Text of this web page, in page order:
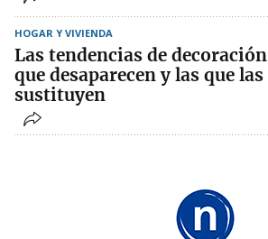
HOGAR Y VIVIENDA
Las tendencias de decoración
que desaparecen y las que las
sustituyen